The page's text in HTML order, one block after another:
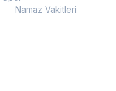
Namaz Vakitleri